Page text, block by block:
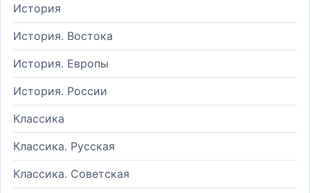
История
История. Востока
История. Европы
История. России
Классика
Классика. Русская
Классика. Советская